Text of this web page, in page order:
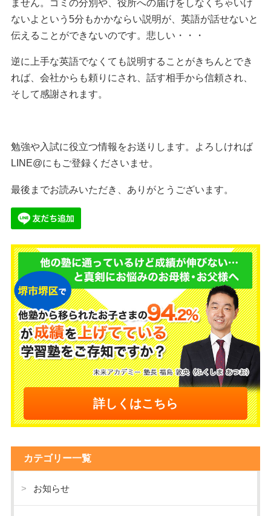
ません。ゴミの分別や、役所への届けをしなくちゃいけ
ないよという5分もかかならい説明が、英語が話せないと
伝えることができないのです。悲しい・・・
逆に上手な英語でなくても説明することがきちんとでき
れば、会社からも頼りにされ、話す相手から信頼され、
そして感謝されます。
勉強や入試に役立つ情報をお送りします。よろしければ
LINE@にもご登録くださいませ。
最後までお読みいただき、ありがとうございます。
詳しくはこちら
カテゴリー一覧
お知らせ